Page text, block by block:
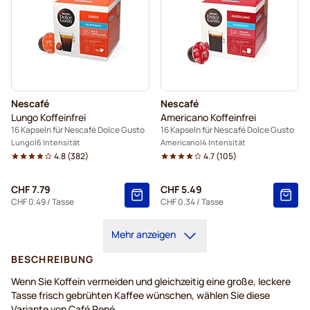
Nescafé
Lungo Koffeinfrei
16 Kapseln für Nescafé Dolce Gusto
Lungo 6 Intensität
4.8(382)
CHF 7.79
CHF 0.49/ Tasse
Nescafé
Americano Koffeinfrei
16 Kapseln für Nescafé Dolce Gusto
Americano 4 Intensität
4.7(105)
CHF 5.49
CHF 0.34/ Tasse
Mehr anzeigen
BESCHREIBUNG
Wenn Sie Koffein vermeiden und gleichzeitig eine große, leckere
Tasse frisch gebrühten Kaffee wünschen, wählen Sie diese